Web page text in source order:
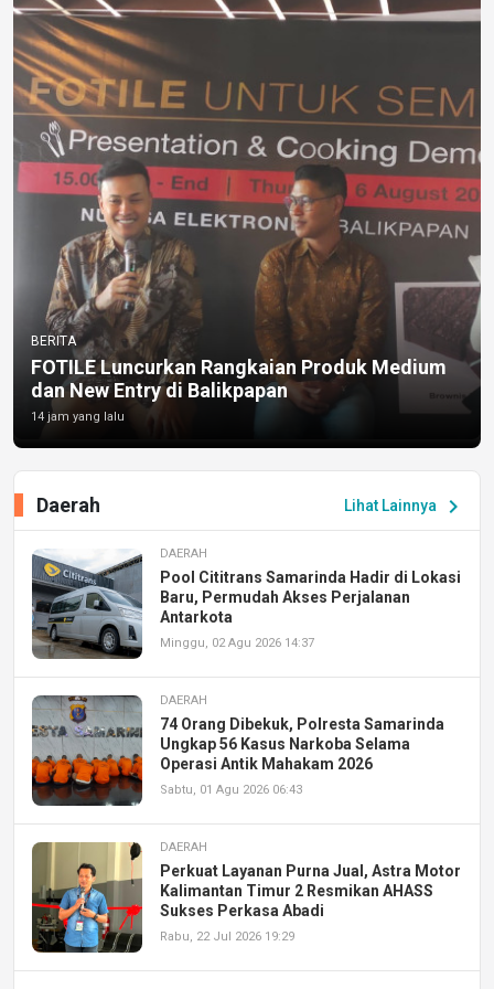
BERITA
FOTILE Luncurkan Rangkaian Produk Medium
dan New Entry di Balikpapan
14 jam yang lalu
Lihat Lainnya chevron_right
Daerah
DAERAH
Pool Cititrans Samarinda Hadir di Lokasi
Baru, Permudah Akses Perjalanan
Antarkota
Minggu, 02 Agu 2026 14:37
DAERAH
74 Orang Dibekuk, Polresta Samarinda
Ungkap 56 Kasus Narkoba Selama
Operasi Antik Mahakam 2026
Sabtu, 01 Agu 2026 06:43
DAERAH
Perkuat Layanan Purna Jual, Astra Motor
Kalimantan Timur 2 Resmikan AHASS
Sukses Perkasa Abadi
Rabu, 22 Jul 2026 19:29